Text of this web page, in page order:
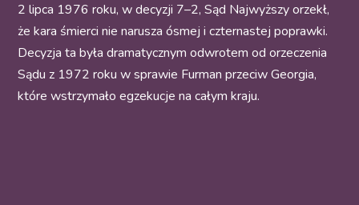
2 lipca 1976 roku, w decyzji 7–2, Sąd Najwyższy orzekł,
że kara śmierci nie narusza ósmej i czternastej poprawki.
Decyzja ta była dramatycznym odwrotem od orzeczenia
Sądu z 1972 roku w sprawie Furman przeciw Georgia,
które wstrzymało egzekucje na całym kraju.